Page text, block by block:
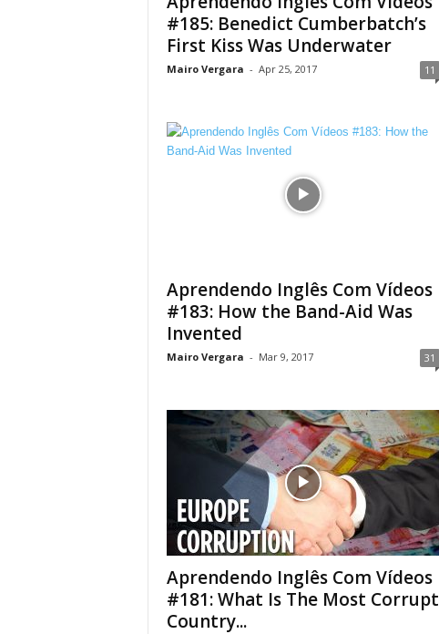
#185: Benedict Cumberbatch’s
First Kiss Was Underwater
Mairo Vergara - Apr 25, 2017 11
Aprendendo Inglês Com Vídeos
#183: How the Band-Aid Was
Invented
Mairo Vergara - Mar 9, 2017 31
Aprendendo Inglês Com Vídeos
#181: What Is The Most Corrupt
Country...